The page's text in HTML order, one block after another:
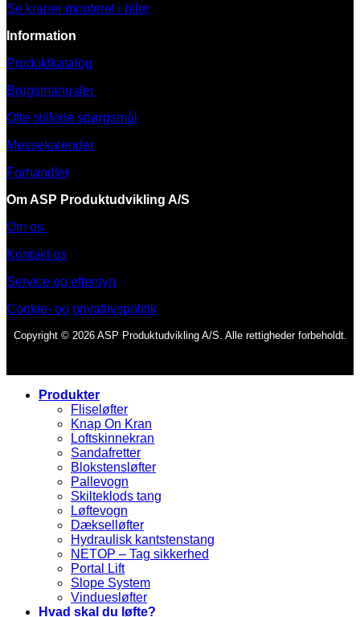
Se kraner monteret i biler
Information
Produktkatalog
Brugsmanualer
Ofte stillede spørgsmål
Messekalender
Forhandler
Om ASP Produktudvikling A/S
Om os
Kontakt os
Service og eftersyn
Cookie- og privatlivspolitik
Copyright © 2026 ASP Produktudvikling A/S. Alle rettigheder forbeholdt.
Produkter
Fliseløfter
Knap On Kran
Loftskinnekran
Sandafretter
Blokstensløfter
Pallevogn
Skilteklods tang
Løftevogn
Dækselløfter
Hydraulisk kantstenstang
NETOP – Tag sikkerhed
Portal Lift
Slope System
Vinduesløfter
Hvad skal du løfte?